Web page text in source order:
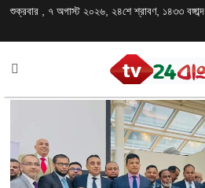
শুক্রবার , ৭ অগাস্ট ২০২৬, ২৪শে শ্রাবণ, ১৪৩৩ বঙ্গাব্দ